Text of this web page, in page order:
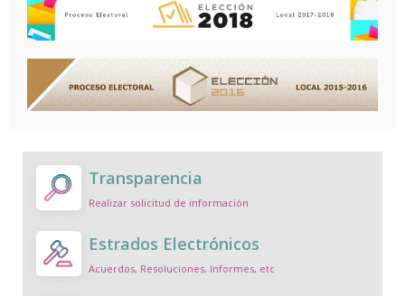
Transparencia
Realizar solicitud de información
Estrados Electrónicos
Acuerdos, Resoluciones, Informes, etc